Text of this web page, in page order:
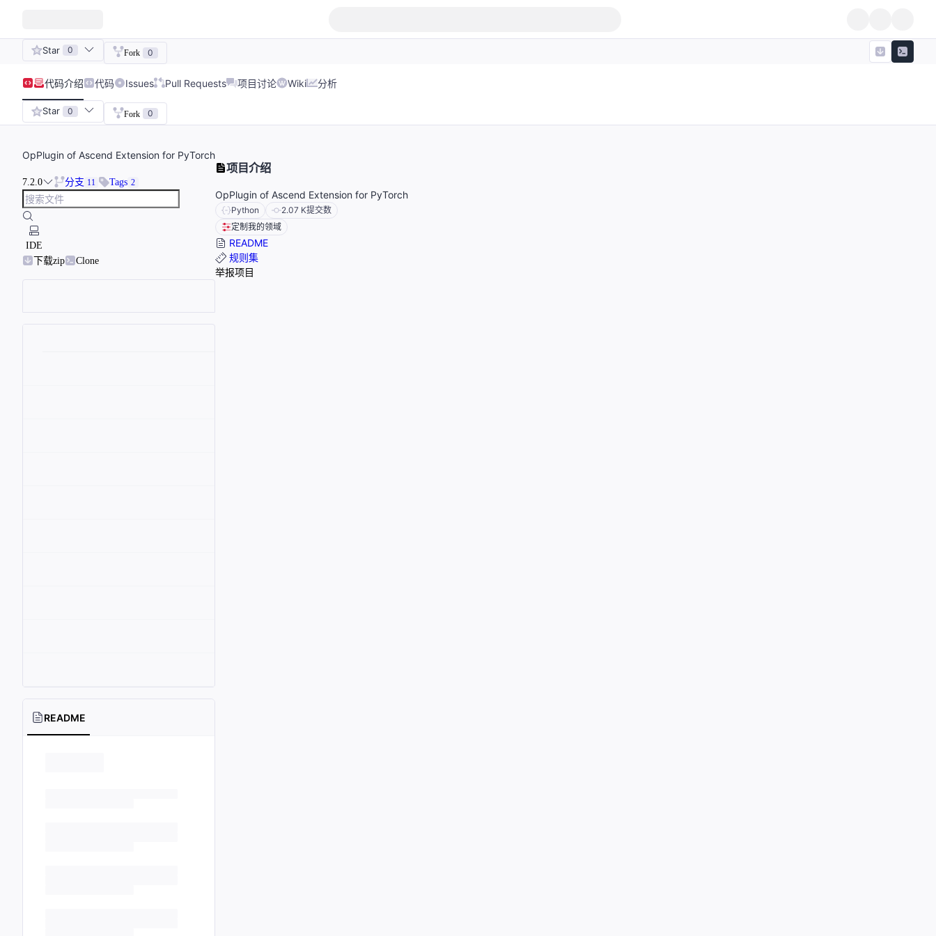
Star 0 Fork 0
代码介绍 代码 Issues Pull Requests 项目讨论 Wiki 分析
Star 0 Fork 0
OpPlugin of Ascend Extension for PyTorch
7.2.0 分支 11 Tags 2
IDE
下载zip
Clone
README
项目介绍
OpPlugin of Ascend Extension for PyTorch
Python 2.07 K提交数
定制我的领域
README
规则集
举报项目